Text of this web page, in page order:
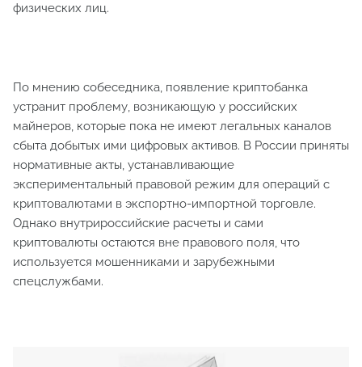
физических лиц.
По мнению собеседника, появление криптобанка
устранит проблему, возникающую у российских
майнеров, которые пока не имеют легальных каналов
сбыта добытых ими цифровых активов. В России приняты
нормативные акты, устанавливающие
экспериментальный правовой режим для операций с
криптовалютами в экспортно-импортной торговле.
Однако внутрироссийские расчеты и сами
криптовалюты остаются вне правового поля, что
используется мошенниками и зарубежными
спецслужбами.